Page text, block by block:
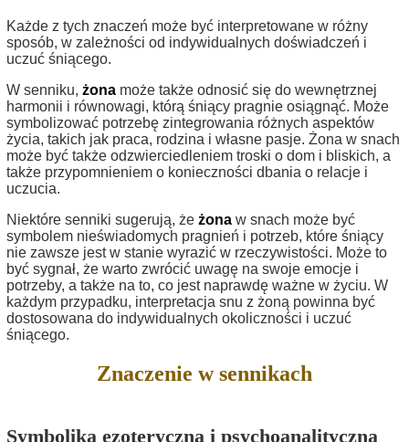
Każde z tych znaczeń może być interpretowane w różny
sposób, w zależności od indywidualnych doświadczeń i
uczuć śniącego.
W senniku, żona może także odnosić się do wewnętrznej
harmonii i równowagi, którą śniący pragnie osiągnąć. Może
symbolizować potrzebę zintegrowania różnych aspektów
życia, takich jak praca, rodzina i własne pasje. Żona w snach
może być także odzwierciedleniem troski o dom i bliskich, a
także przypomnieniem o konieczności dbania o relacje i
uczucia.
Niektóre senniki sugerują, że żona w snach może być
symbolem nieświadomych pragnień i potrzeb, które śniący
nie zawsze jest w stanie wyrazić w rzeczywistości. Może to
być sygnał, że warto zwrócić uwagę na swoje emocje i
potrzeby, a także na to, co jest naprawdę ważne w życiu. W
każdym przypadku, interpretacja snu z żoną powinna być
dostosowana do indywidualnych okoliczności i uczuć
śniącego.
Znaczenie w sennikach
Symbolika ezoteryczna i psychoanalityczna